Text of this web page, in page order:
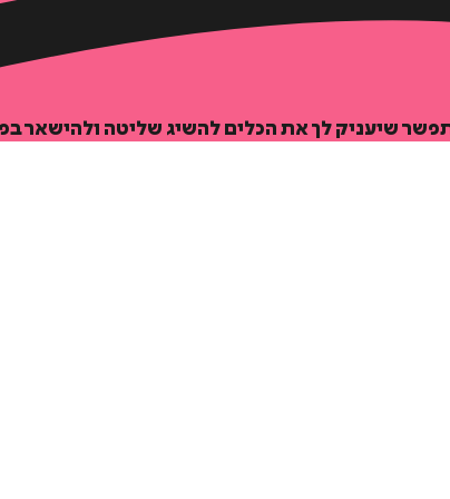
שיעניק לך את הכלים להשיג שליטה ולהישאר